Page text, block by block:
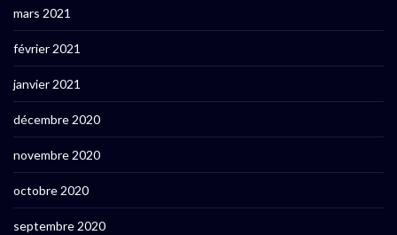
mars 2021
février 2021
janvier 2021
décembre 2020
novembre 2020
octobre 2020
septembre 2020